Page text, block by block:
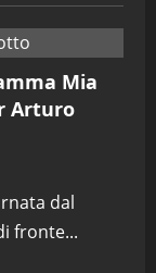
Mia
Arturo
dal
fronte...